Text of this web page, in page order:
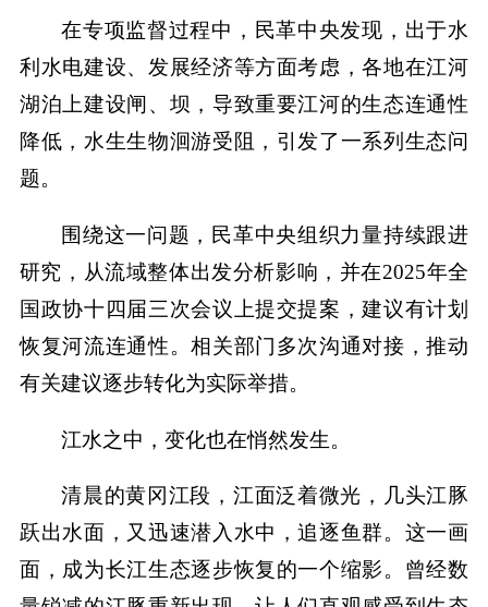
在专项监督过程中，民革中央发现，出于水
利水电建设、发展经济等方面考虑，各地在江河
湖泊上建设闸、坝，导致重要江河的生态连通性
降低，水生生物洄游受阻，引发了一系列生态问
题。
围绕这一问题，民革中央组织力量持续跟进
研究，从流域整体出发分析影响，并在2025年全
国政协十四届三次会议上提交提案，建议有计划
恢复河流连通性。相关部门多次沟通对接，推动
有关建议逐步转化为实际举措。
江水之中，变化也在悄然发生。
清晨的黄冈江段，江面泛着微光，几头江豚
跃出水面，又迅速潜入水中，追逐鱼群。这一画
面，成为长江生态逐步恢复的一个缩影。曾经数